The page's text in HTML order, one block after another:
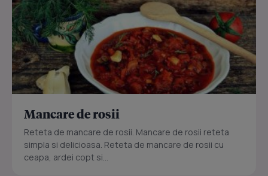
Mancare de rosii
Reteta de mancare de rosii. Mancare de rosii reteta
simpla si delicioasa. Reteta de mancare de rosii cu
ceapa, ardei copt si...